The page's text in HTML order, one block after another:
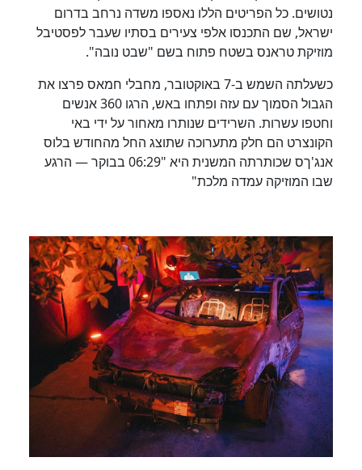
נטושים. כל הפריטים הללו נאספו משדה נרחב בדרום
ישראל, שם התכנסו אלפי צעירים בסתיו שעבר לפסטיבל
מוזיקת טראנס בשטח פתוח בשם "שבט נובה".
כשעלתה השמש ב-7 באוקטובר, מחבלי חמאס פרצו את
הגבול הסמוך עם עזה ופתחו באש, הרגו 360 אנשים
וחטפו עשרות. השרידים שנותרו מאחור על ידי באי
הקונצרט הם חלק מתערוכה שתוצג החל מהחודש בלוס
אנג'ךס שכותרתה המשנית היא "06:29 בבוקר — הרגע
שבו המוזיקה עמדה מלכת"